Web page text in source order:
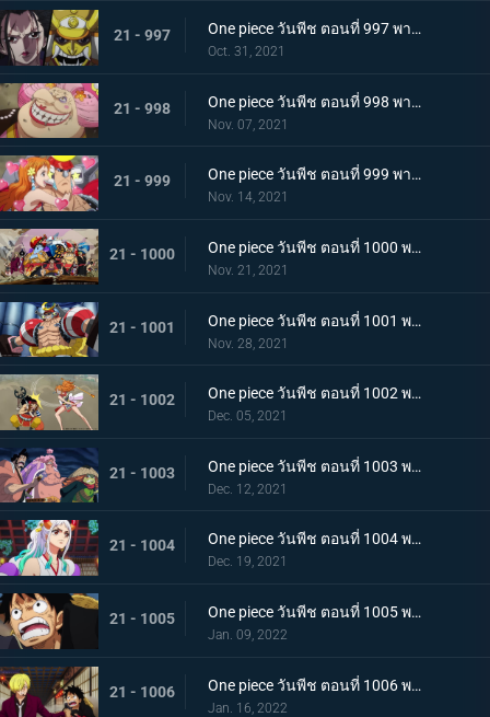
21 - 997 One piece วันพีช ตอนที่ 997 พากย์ไทย การต่อสู้ใต้แสงจันทร์ นักรบคลั่ง ซูลอง
Oct. 31, 2021
21 - 998 One piece วันพีช ตอนที่ 998 พากย์ไทย ซุสเป็นปฏิปักษ์! นามิเข้าตาจน!
Nov. 07, 2021
21 - 999 One piece วันพีช ตอนที่ 999 พากย์ไทย เราจะปกป้องเจ้า การพบกันระหว่างยามาโตะกับโมโมโนะสุเกะ
Nov. 14, 2021
21 - 1000 One piece วันพีช ตอนที่ 1000 พากย์ไทย กำลังรบเหนือระดับ! กลุ่มหมวกฟางรวมพล
Nov. 21, 2021
21 - 1001 One piece วันพีช ตอนที่ 1001 พากย์ไทย การเชื้อเชิญที่อันตราย แผนกำจัดควีน
Nov. 28, 2021
21 - 1002 One piece วันพีช ตอนที่ 1002 พากย์ไทย โชคชะตาครั้งใหม่ นามิ กับ อุลติ
Dec. 05, 2021
21 - 1003 One piece วันพีช ตอนที่ 1003 พากย์ไทย ดาบแห่งความเด็ดเดี่ยว! ปลอกดาบแดงปะทะไคโดอีกครั้ง
Dec. 12, 2021
21 - 1004 One piece วันพีช ตอนที่ 1004 พากย์ไทย ท่าที่รับสืบทอดมา ระเบิดท่าเพลงดาบลับของโอเด้ง
Dec. 19, 2021
21 - 1005 One piece วันพีช ตอนที่ 1005 พากย์ไทย อานุภาพของอสูรน้ำแข็ง กระสุนภัยโรคระบาดแบบใหม่
Jan. 09, 2022
21 - 1006 One piece วันพีช ตอนที่ 1006 พากย์ไทย อภัยให้ไม่ได้! การตัดสินใจของช็อปเปอร์
Jan. 16, 2022